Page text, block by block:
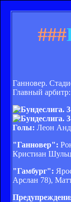
###
Ганновер.
Главный
Голы: Леон
"Ганновер":
Кристиан
"Гамбург":
Арслан 78),